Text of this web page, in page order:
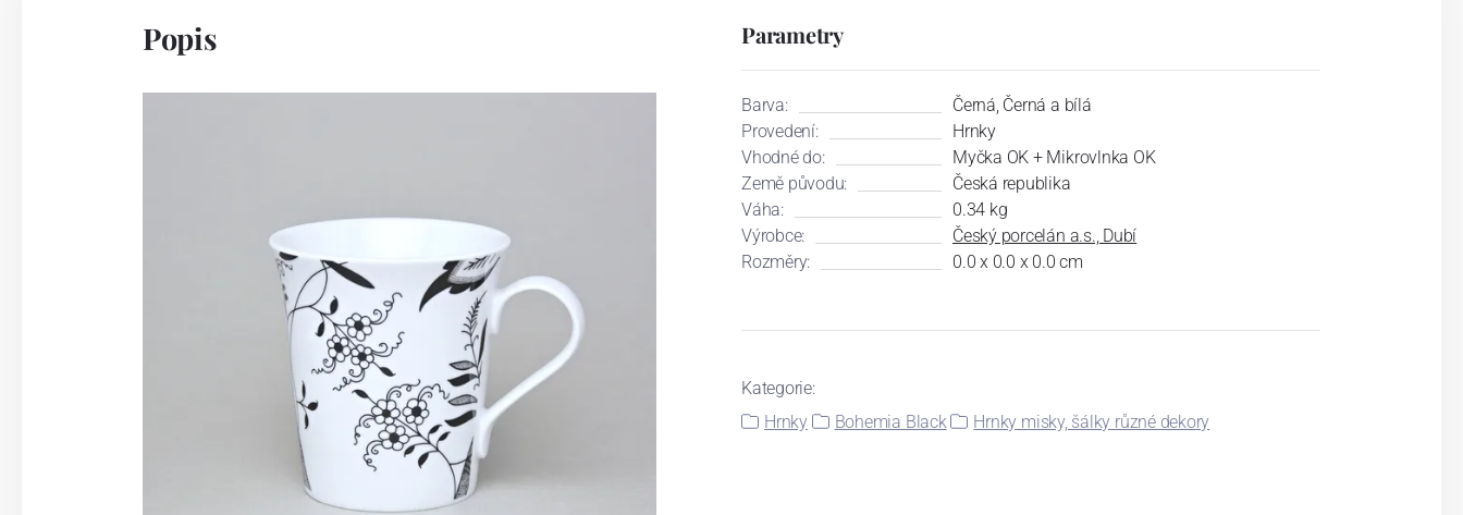
Popis Parametry
Barva:
Černá, Černá a bílá
Provedení:
Hrnky
Vhodné do:
Myčka OK + Mikrovlnka OK
Země původu:
Česká republika
Váha:
0.34 kg
Výrobce:
Český porcelán a.s., Dubí
Rozměry:
0.0 x 0.0 x 0.0 cm
Kategorie:
Hrnky
Bohemia Black Hrnky misky, šálky různé dekory